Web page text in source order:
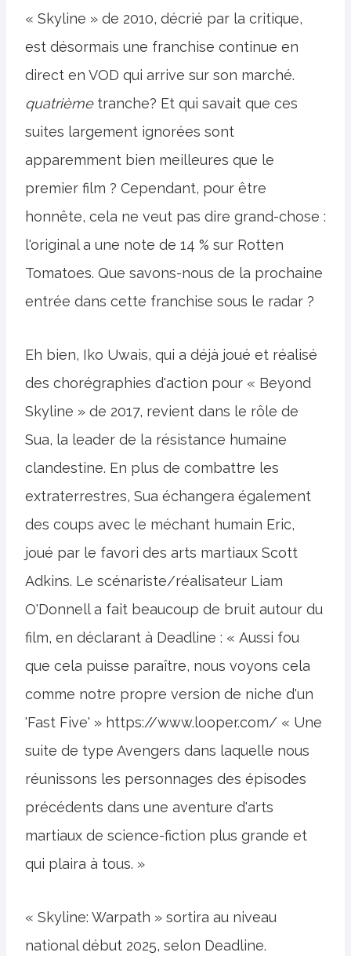
« Skyline » de 2010, décrié par la critique,
est désormais une franchise continue en
direct en VOD qui arrive sur son marché.
quatrièmetranche? Et qui savait que ces
suites largement ignorées sont
apparemment bien meilleures que le
premier film ? Cependant, pour être
honnête, cela ne veut pas dire grand-chose :
l'original a une note de 14 % sur Rotten
Tomatoes. Que savons-nous de la prochaine
entrée dans cette franchise sous le radar ?
Eh bien, Iko Uwais, qui a déjà joué et réalisé
des chorégraphies d'action pour « Beyond
Skyline » de 2017, revient dans le rôle de
Sua, la leader de la résistance humaine
clandestine. En plus de combattre les
extraterrestres, Sua échangera également
des coups avec le méchant humain Eric,
joué par le favori des arts martiaux Scott
Adkins. Le scénariste/réalisateur Liam
O'Donnell a fait beaucoup de bruit autour du
film, en déclarant à Deadline : « Aussi fou
que cela puisse paraître, nous voyons cela
comme notre propre version de niche d'un
'Fast Five' » https://www.looper.com/ « Une
suite de type Avengers dans laquelle nous
réunissons les personnages des épisodes
précédents dans une aventure d'arts
martiaux de science-fiction plus grande et
qui plaira à tous. »
« Skyline: Warpath » sortira au niveau
national début 2025, selon Deadline.